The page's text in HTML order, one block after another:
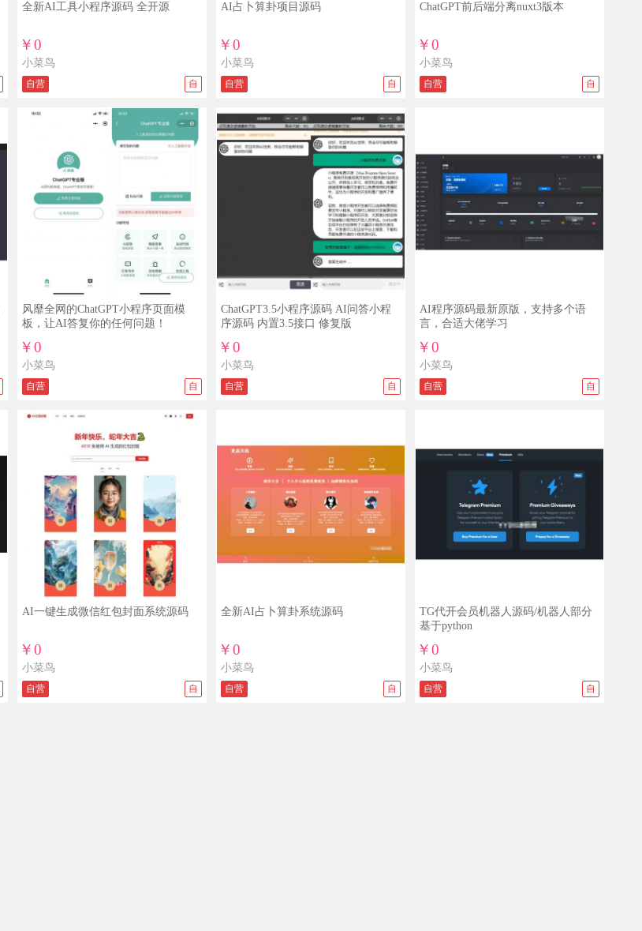
全新AI工具小程序源码 全开源
￥0
小菜鸟
自营 自
AI占卜算卦项目源码
￥0
小菜鸟
自营 自
ChatGPT前后端分离nuxt3版本
￥0
小菜鸟
自营 自
风靡全网的ChatGPT小程序页面模
板，让AI答复你的任何问题！
￥0
小菜鸟
自营 自
ChatGPT3.5小程序源码 AI问答小程
序源码 内置3.5接口 修复版
￥0
小菜鸟
自营 自
AI程序源码最新原版，支持多个语
言，合适大佬学习
￥0
小菜鸟
自营 自
AI一键生成微信红包封面系统源码
￥0
小菜鸟
自营 自
全新AI占卜算卦系统源码
￥0
小菜鸟
自营 自
TG代开会员机器人源码/机器人部分
基于python
￥0
小菜鸟
自营 自